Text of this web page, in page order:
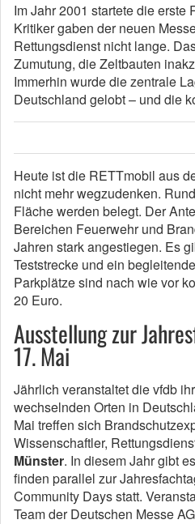
Im Jahr 2001 startete die erste
Kritiker gaben der neuen
Rettungsdienst nicht lange.
Zumutung, die Zeltbauten
Immerhin wurde die zentrale
Deutschland gelobt – und die
Heute ist die RETTmobil aus
nicht mehr wegzudenken.
Fläche werden belegt. Der
Bereichen Feuerwehr und
Jahren stark angestiegen. Es
Teststrecke und ein
Parkplätze sind nach wie vor
20 Euro.
Ausstellung zur
17. Mai
Jährlich veranstaltet die vfdb
wechselnden Orten in
Mai treffen sich
Wissenschaftler,
Münster. In diesem Jahr gibt
finden parallel zur
Community Days statt.
Team der Deutschen Messe